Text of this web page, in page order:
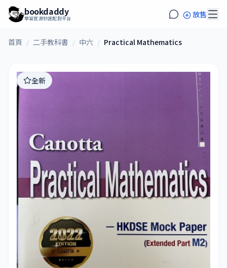
bookdaddy
學習資源秒速配對平台 放售
首頁 / 二手教科書 / 中六 / Practical Mathematics
全新